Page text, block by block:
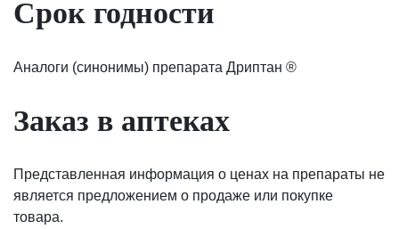
Срок годности
Аналоги (синонимы) препарата Дриптан ®
Заказ в аптеках
Представленная информация о ценах на препараты не
является предложением о продаже или покупке
товара.